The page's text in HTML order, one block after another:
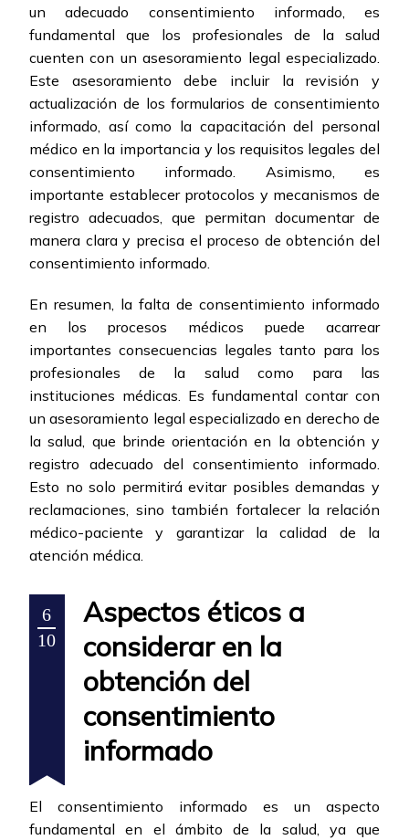
un adecuado consentimiento informado, es
fundamental que los profesionales de la salud
cuenten con un asesoramiento legal especializado.
Este asesoramiento debe incluir la revisión y
actualización de los formularios de consentimiento
informado, así como la capacitación del personal
médico en la importancia y los requisitos legales del
consentimiento informado. Asimismo, es
importante establecer protocolos y mecanismos de
registro adecuados, que permitan documentar de
manera clara y precisa el proceso de obtención del
consentimiento informado.
En resumen, la falta de consentimiento informado
en los procesos médicos puede acarrear
importantes consecuencias legales tanto para los
profesionales de la salud como para las
instituciones médicas. Es fundamental contar con
un asesoramiento legal especializado en derecho de
la salud, que brinde orientación en la obtención y
registro adecuado del consentimiento informado.
Esto no solo permitirá evitar posibles demandas y
reclamaciones, sino también fortalecer la relación
médico-paciente y garantizar la calidad de la
atención médica.
6
10
Aspectos éticos a
considerar en la
obtención del
consentimiento
informado
El consentimiento informado es un aspecto
fundamental en el ámbito de la salud, ya que